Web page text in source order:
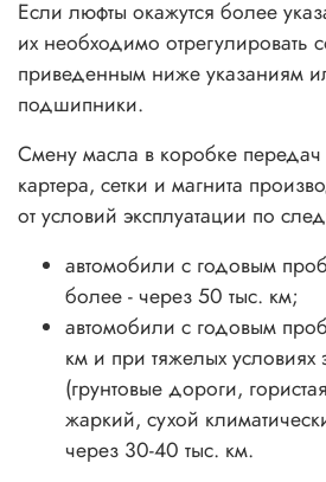
Если люфты окажутся более
их необходимо отрегулировать
приведенным ниже указаниям
подшипники.
Смену масла в коробке
картера, сетки и магнита
от условий эксплуатации по
автомобили с годовым
более - через 50 тыс. км;
автомобили с годовым
км и при тяжелых условиях
(грунтовые дороги,
жаркий, сухой
через 30-40 тыс. км.